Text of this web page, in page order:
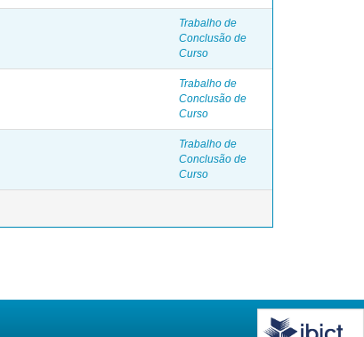
Trabalho de
Conclusão de
Curso
Trabalho de
Conclusão de
Curso
Trabalho de
Conclusão de
Curso